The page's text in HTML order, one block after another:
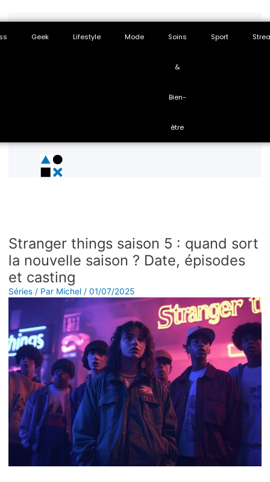
Geek Lifestyle Mode Soins
&
Bien-
être
Sport
Stranger things saison 5 : quand sort
la nouvelle saison ? Date, épisodes
et casting
Séries/ Par Michel / 01/07/2025